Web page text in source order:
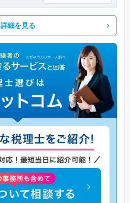
詳細を見る